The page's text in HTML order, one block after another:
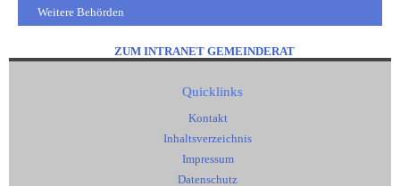
Weitere Behörden
ZUM INTRANET GEMEINDERAT
Quicklinks
Kontakt
Inhaltsverzeichnis
Impressum
Datenschutz